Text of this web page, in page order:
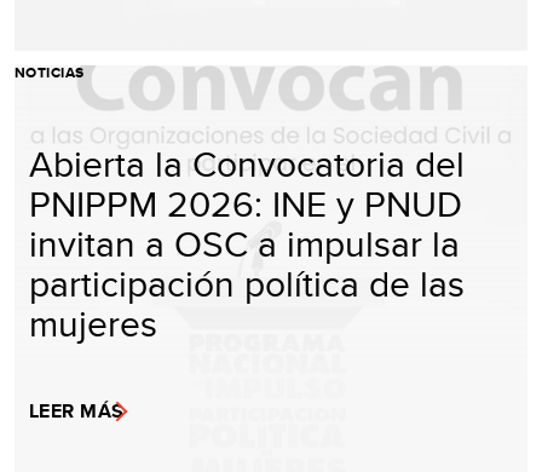
NOTICIAS
Abierta la Convocatoria del
PNIPPM 2026: INE y PNUD
invitan a OSC a impulsar la
participación política de las
mujeres
LEER MÁS